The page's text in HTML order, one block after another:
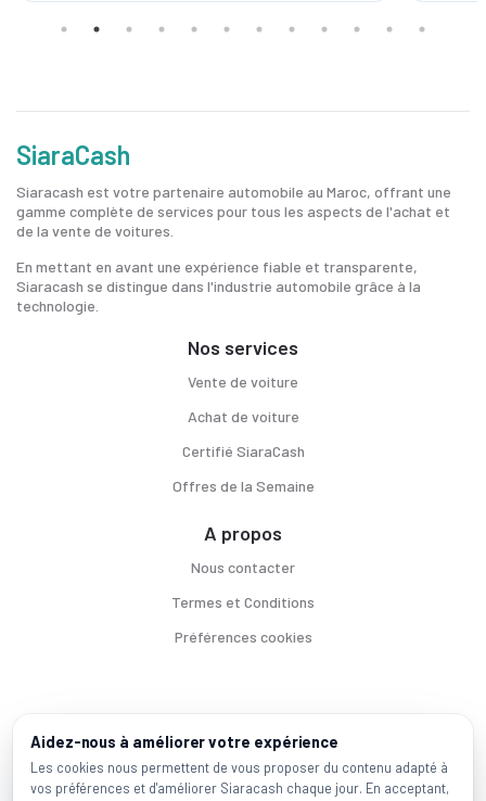
SiaraCash
Siaracash est votre partenaire automobile au Maroc, offrant une
gamme complète de services pour tous les aspects de l'achat et
de la vente de voitures.
En mettant en avant une expérience fiable et transparente,
Siaracash se distingue dans l'industrie automobile grâce à la
technologie.
Nos services
Vente de voiture
Achat de voiture
Certifié SiaraCash
Offres de la Semaine
A propos
Nous contacter
Termes et Conditions
Préférences cookies
Voitures par ville
Casablanca | | Mohammadia |Salé | |
Marques populaires
Aidez-nous à améliorer votre expérience
Les cookies nous permettent de vous proposer du contenu adapté à
vos préférences et d'améliorer Siaracash chaque jour. En acceptant,